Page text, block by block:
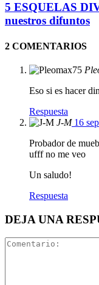
5 ESQUELAS
nuestros difuntos
2 COMENTARIOS
Eso si es hacer
Respuesta
J-M 16
Probador de
ufff no me veo
Un saludo!
Respuesta
DEJA UNA